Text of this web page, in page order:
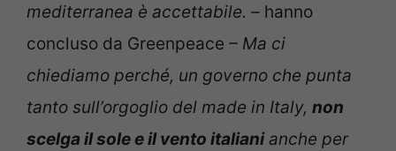
mediterranea è accettabile. – hanno
concluso da Greenpeace – Ma ci
chiediamo perché, un governo che punta
tanto sull’orgoglio del made in Italy, non
scelga il sole e il vento italianianche per